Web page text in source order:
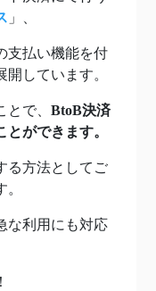
」、
支払い機能を付
開しています。
で、 BtoB決済
ができます。
る方法としてご
な利用にも対応